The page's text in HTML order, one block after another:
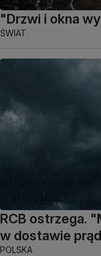
"Drzwi i okna
ŚWIAT
RCB ostrzega.
w dostawie
POLSKA